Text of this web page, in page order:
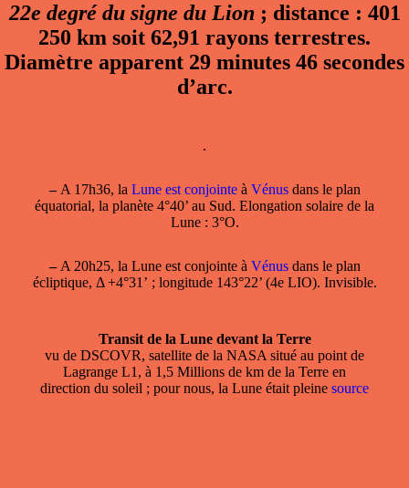
22e degré du signe du Lion ; distance : 401
250 km soit 62,91 rayons terrestres.
Diamètre apparent 29 minutes 46 secondes
d’arc.
.
–A 17h36, la Lune est conjointe à Vénus dans le plan
équatorial, la planète 4°40’ au Sud. Elongation solaire de la
Lune : 3°O.
–A 20h25, la Lune est conjointe à Vénus dans le plan
écliptique, Δ +4°31’ ; longitude 143°22’ (4e LIO). Invisible.
Transit de la Lune devant la Terre
vu de DSCOVR, satellite de la NASA situé au point de
Lagrange L1, à 1,5 Millions de km de la Terre en
direction du soleil ; pour nous, la Lune était pleine source